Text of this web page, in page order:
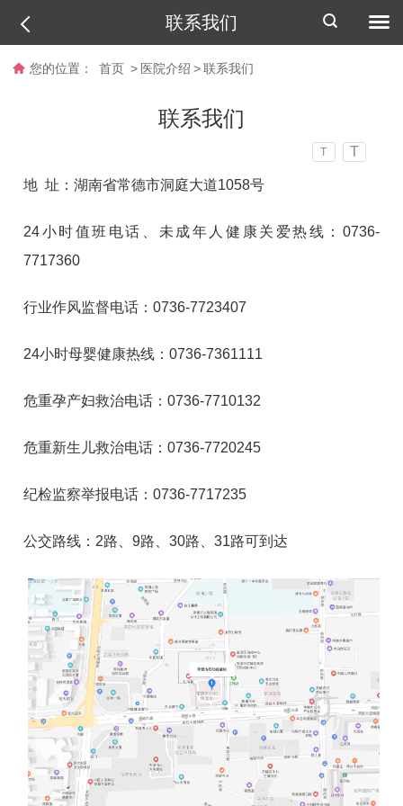
联系我们
您的位置： 首页 > 医院介绍 > 联系我们
联系我们
T T
地 址：湖南省常德市洞庭大道1058号
24小时值班电话、未成年人健康关爱热线：0736-
7717360
行业作风监督电话：0736-7723407
24小时母婴健康热线：0736-7361111
危重孕产妇救治电话：0736-7710132
危重新生儿救治电话：0736-7720245
纪检监察举报电话：0736-7717235
公交路线：2路、9路、30路、31路可到达